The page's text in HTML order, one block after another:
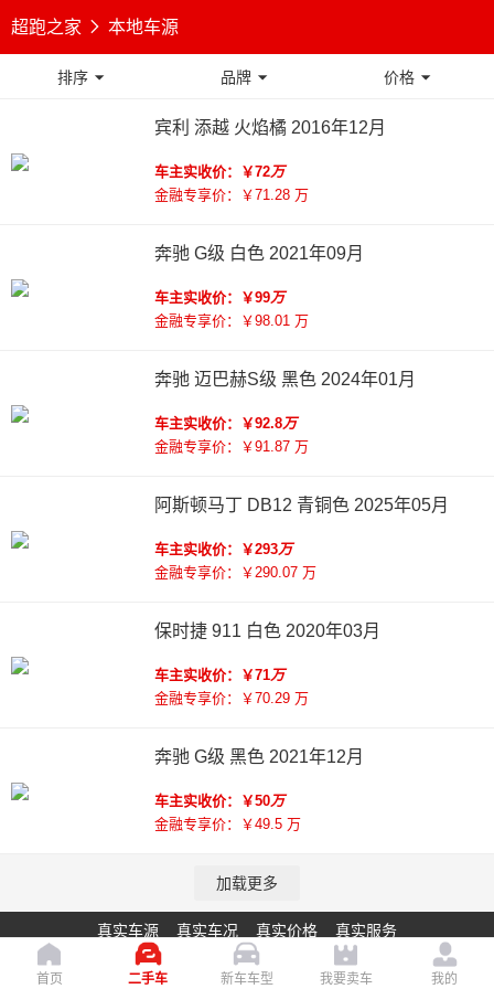
超跑之家  本地车源
排序  品牌  价格 
宾利 添越 火焰橘 2016年12月
车主实收价：￥72万
金融专享价：￥71.28 万
奔驰 G级 白色 2021年09月
车主实收价：￥99万
金融专享价：￥98.01 万
奔驰 迈巴赫S级 黑色 2024年01月
车主实收价：￥92.8万
金融专享价：￥91.87 万
阿斯顿马丁 DB12 青铜色 2025年05月
车主实收价：￥293万
金融专享价：￥290.07 万
保时捷 911 白色 2020年03月
车主实收价：￥71万
金融专享价：￥70.29 万
奔驰 G级 黑色 2021年12月
车主实收价：￥50万
金融专享价：￥49.5 万
加载更多
首页 二手车 新车车型 我要卖车 我的
真实车源 真实车况 真实价格 真实服务
宏盛通达 粤ICP备20008451号-1 站长统计：